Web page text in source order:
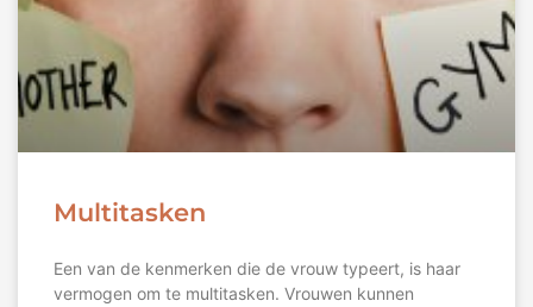
Multitasken
Een van de kenmerken die de vrouw typeert, is haar
vermogen om te multitasken. Vrouwen kunnen